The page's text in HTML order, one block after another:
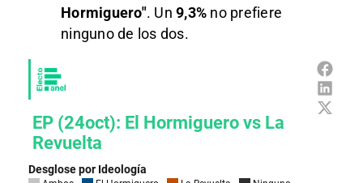
Hormiguero". Un 9,3% no prefiere
ninguno de los dos.